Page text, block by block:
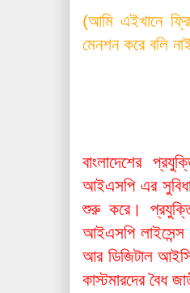
(আমি এইখানে ফ্রি
মেনশন করে বলি
বাংলাদেশের
আইএসপি এর সুবিধা
শুরু করে। প্রযুক্তি
আইএসপি লাইসেন্স
আর ডিজিটাল
কাস্টমারদের বৈধ